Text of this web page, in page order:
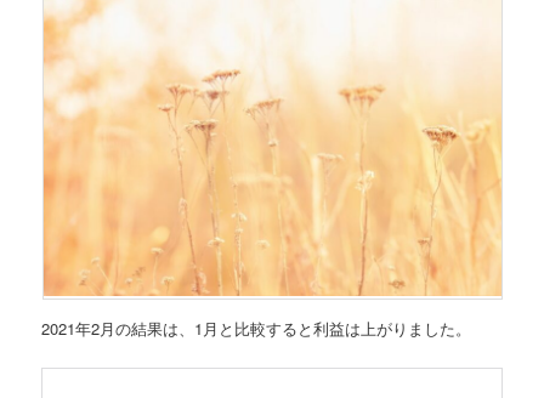
2021年2月の結果は、1月と比較すると利益は上がりました。